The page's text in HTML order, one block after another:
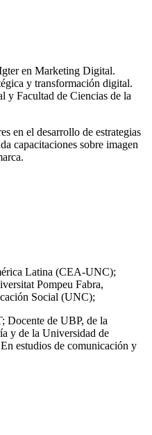
en Marketing Digital.
y transformación digital.
y Facultad de Ciencias de la
en el desarrollo de estrategias
capacitaciones sobre imagen
Latina (CEA-UNC);
Pompeu Fabra,
Social (UNC);
Docente de UBP, de la
y de la Universidad de
estudios de comunicación y